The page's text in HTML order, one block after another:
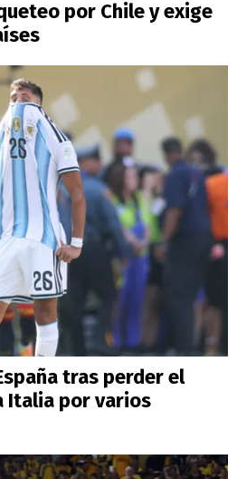
por Chile y exige
tras perder el
Italia por varios